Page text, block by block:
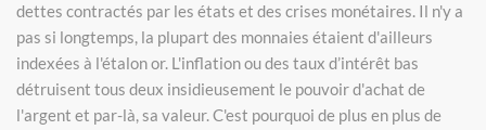
dettes contractés par les états et des crises monétaires. Il n'y a
pas si longtemps, la plupart des monnaies étaient d'ailleurs
indexées à l'étalon or. L'inflation ou des taux d’intérêt bas
détruisent tous deux insidieusement le pouvoir d'achat de
l'argent et par-là, sa valeur. C'est pourquoi de plus en plus de